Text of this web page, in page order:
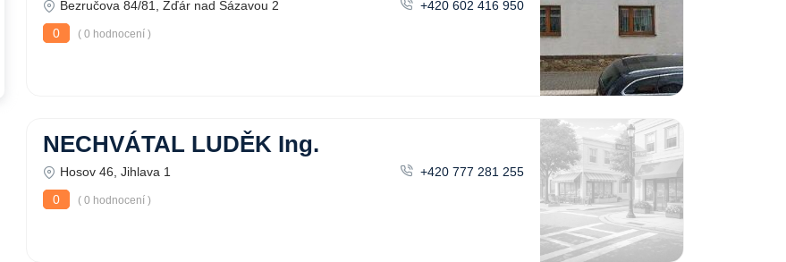
Bezručova 84/81, Žďár nad Sázavou 2
+420 602 416 950
0
( 0 hodnocení )
NECHVÁTAL LUDĚK Ing.
Hosov 46, Jihlava 1
+420 777 281 255
0
( 0 hodnocení )